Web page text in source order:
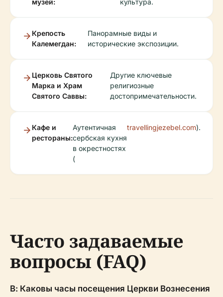
музей:
культура.
Крепость
Калемегдан:
Панорамные виды и
исторические экспозиции.
Церковь Святого
Марка и Храм
Святого Саввы:
Другие ключевые
религиозные
достопримечательности.
Кафе и
рестораны:
Аутентичная
сербская кухня
в окрестностях
(
travellingjezebel.com).
Часто задаваемые
вопросы (FAQ)
В: Каковы часы посещения Церкви Вознесения